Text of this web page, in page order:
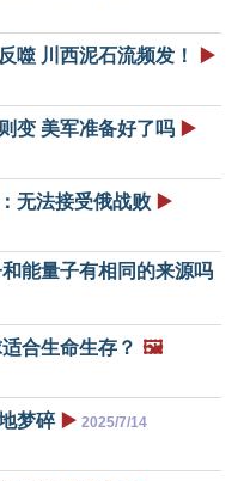
噬 川西泥石流频发！ ▶️
变 美军准备好了吗 ▶️
无法接受俄战败 ▶️
能量子有相同的来源吗
合生命生存？ 🖼️
梦碎 ▶️ 2025/7/14